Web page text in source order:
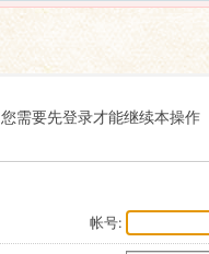
您需要先登录才能继续本操作
帐号: